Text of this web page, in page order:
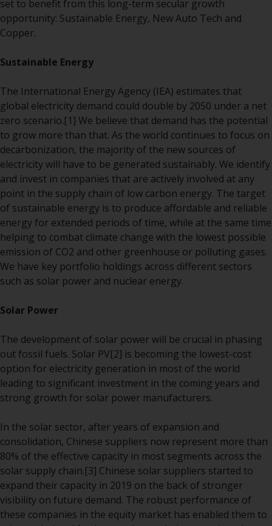
Einschränkungen zu informieren
und diese zu beachten. Auf dieser
Vertrieb in jenen
denen und an diejenigen
Personen, denen das Anbieten
solcher Produkte und
Dienstleistungen gestattet ist.
Informationen für Anleger in der
Schweiz
Dies ist ein Werbedokument.
Die Informationen auf den
folgenden Seiten beziehen sich
kollektive Kapitalanlagen, die von
einem ihrer verbundenen
Unternehmen verwaltet werden
(die „von Redwheel verwalteten
Fonds“). Einige der von Redwheel
verwalteten Fonds, auf die auf
wurden nicht von der
Eidgenössischen
Finanzmarktaufsicht („FINMA“)
zugelassen und Anleger genießen
daher nicht den vollen
Anlegerschutz nach dem
Bundesgesetz über die
set to benefit from this long-term secular growth
opportunity: Sustainable Energy, New Auto Tech and
Copper.
Sustainable Energy
The International Energy Agency (IEA) estimates that
global electricity demand could double by 2050 under a net
zero scenario.[1] We believe that demand has the potential
to grow more than that. As the world continues to focus on
decarbonization, the majority of the new sources of
electricity will have to be generated sustainably. We identify
and invest in companies that are actively involved at any
point in the supply chain of low carbon energy. The target
of sustainable energy is to produce affordable and reliable
energy for extended periods of time, while at the same time
helping to combat climate change with the lowest possible
emission of CO2 and other greenhouse or polluting gases.
We have key portfolio holdings across different sectors
such as solar power and nuclear energy.
Solar Power
The development of solar power will be crucial in phasing
out fossil fuels. Solar PV[2] is becoming the lowest-cost
option for electricity generation in most of the world
leading to significant investment in the coming years and
strong growth for solar power manufacturers.
In the solar sector, after years of expansion and
consolidation, Chinese suppliers now represent more than
80% of the effective capacity in most segments across the
solar supply chain.[3] Chinese solar suppliers started to
expand their capacity in 2019 on the back of stronger
visibility on future demand. The robust performance of
these companies in the equity market has enabled them to